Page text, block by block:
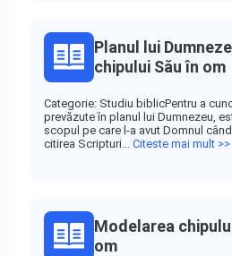
Planul lui
chipului Său în om
Categorie: Studiu biblicPentru a
prevăzute în planul lui Dumnezeu,
scopul pe care l-a avut Domnul
citirea Scripturi... Citeste mai mult >>
Modelarea
om